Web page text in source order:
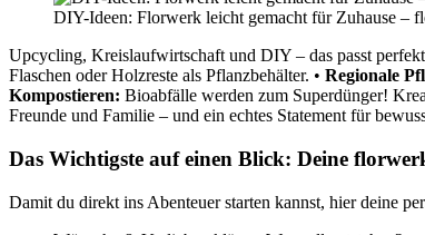
DIY-Ideen: Florwerk leicht gemacht für Zuhause –
Upcycling, Kreislaufwirtschaft und DIY – das passt
Flaschen oder Holzreste als Pflanzbehälter. • Regionale
Kompostieren: Bioabfälle werden zum Superdünger!
Freunde und Familie – und ein echtes Statement für
Das Wichtigste auf einen Blick: Deine
Damit du direkt ins Abenteuer starten kannst, hier deine